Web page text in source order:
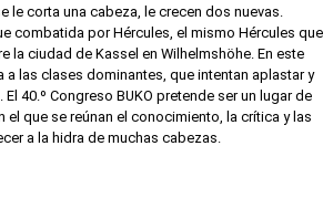
le corta una cabeza, le crecen dos nuevas.
combatida por Hércules, el mismo Hércules que
la ciudad de Kassel en Wilhelmshöhe. En este
las clases dominantes, que intentan aplastar y
40.º Congreso BUKO pretende ser un lugar de
el que se reúnan el conocimiento, la crítica y las
a la hidra de muchas cabezas.